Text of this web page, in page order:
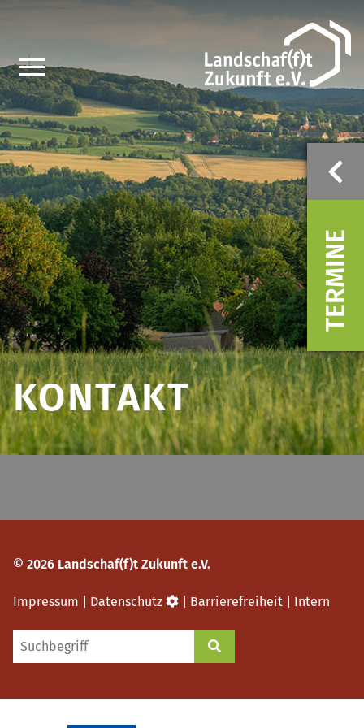
TERMINE
KONTAKT
© 2026 Landschaf(f)t Zukunft e.V.
Impressum Datenschutz Barrierefreiheit Intern